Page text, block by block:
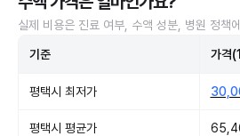
실제 비용은 진료 여부, 수액 성분, 병원 정책
기준 가격
평택시 최저가
평택시 평균가